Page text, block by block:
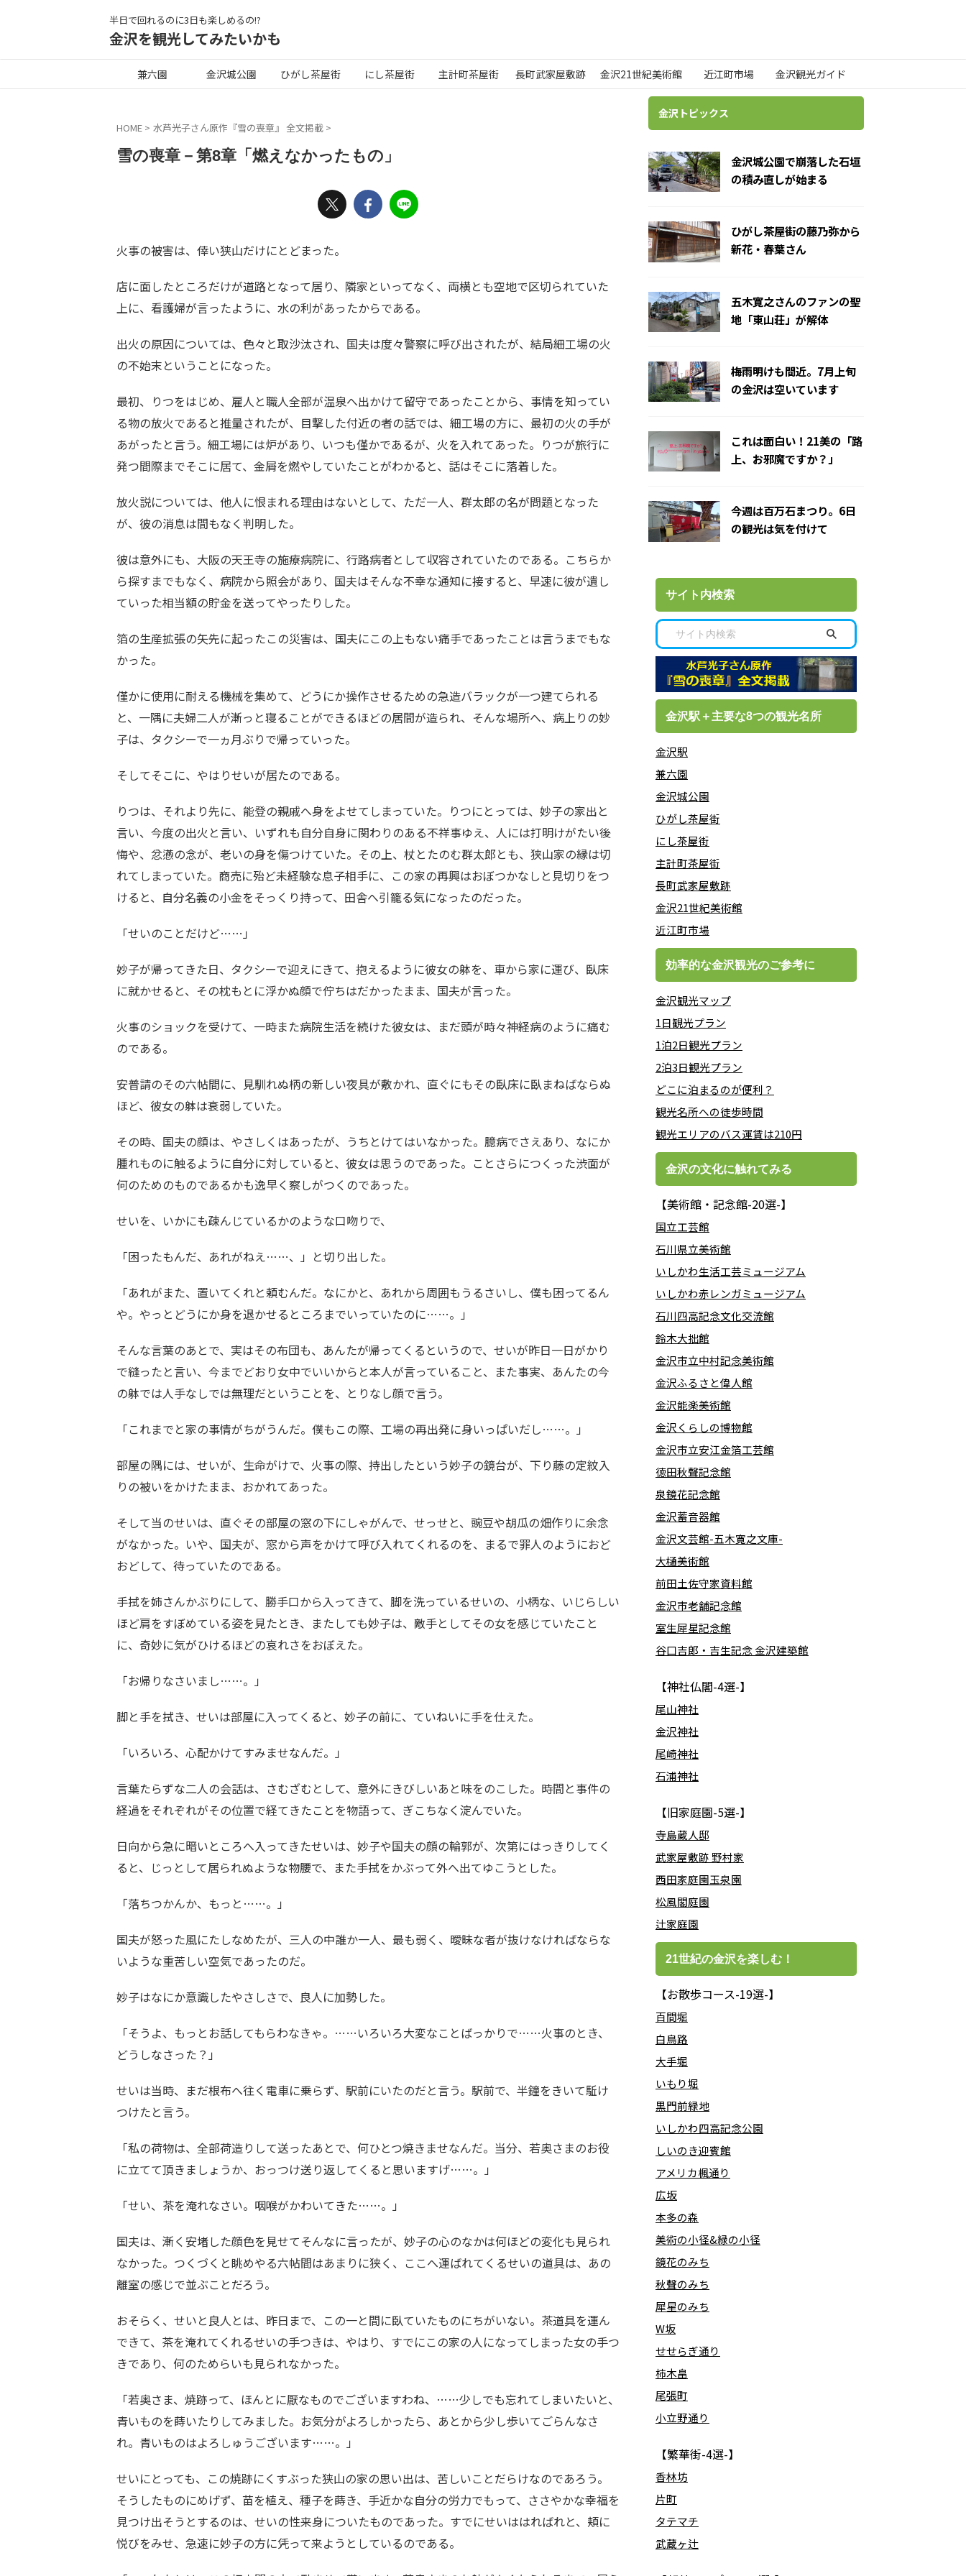
半日で回れるのに3日も楽しめるの!?
金沢を観光してみたいかも
兼六園 金沢城公園 ひがし茶屋街 にし茶屋街 主計町茶屋街 長町武家屋敷跡 金沢21世紀美術館 近江町市場 金沢観光ガイド
HOME > 水芦光子さん原作『雪の喪章』 全文掲載 >
雪の喪章－第8章「燃えなかったもの」
火事の被害は、倖い狭山だけにとどまった。
店に面したところだけが道路となって居り、隣家といってなく、両横とも空地で区切られていた
上に、看護婦が言ったように、水の利があったからである。
出火の原因については、色々と取沙汰され、国夫は度々警察に呼び出されたが、結局細工場の火
の不始末ということになった。
最初、りつをはじめ、雇人と職人全部が温泉へ出かけて留守であったことから、事情を知ってい
る物の放火であると推量されたが、目撃した付近の者の話では、細工場の方に、最初の火の手が
あがったと言う。細工場には炉があり、いつも僅かであるが、火を入れてあった。りつが旅行に
発つ間際までそこに居て、金屑を燃やしていたことがわかると、話はそこに落着した。
放火説については、他人に恨まれる理由はないとして、ただ一人、群太郎の名が問題となった
が、彼の消息は間もなく判明した。
彼は意外にも、大阪の天王寺の施療病院に、行路病者として収容されていたのである。こちらか
ら探すまでもなく、病院から照会があり、国夫はそんな不幸な通知に接すると、早速に彼が遺し
ていった相当額の貯金を送ってやったりした。
箔の生産拡張の矢先に起ったこの災害は、国夫にこの上もない痛手であったことは言うまでもな
かった。
僅かに使用に耐える機械を集めて、どうにか操作させるための急造バラックが一つ建てられる
と、一隅に夫婦二人が漸っと寝ることができるほどの居間が造られ、そんな場所へ、病上りの妙
子は、タクシーで一ヵ月ぶりで帰っていった。
そしてそこに、やはりせいが居たのである。
りつは、それより先に、能登の親戚へ身をよせてしまっていた。りつにとっては、妙子の家出と
言い、今度の出火と言い、いずれも自分自身に関わりのある不祥事ゆえ、人には打明けがたい後
悔や、忿懣の念が、老いの身を傷つけていた。その上、杖とたのむ群太郎とも、狭山家の縁は切
れてしまっていた。商売に殆ど未経験な息子相手に、この家の再興はおぼつかなしと見切りをつ
けると、自分名義の小金をそっくり持って、田舎へ引籠る気になったのだった。
「せいのことだけど……」
妙子が帰ってきた日、タクシーで迎えにきて、抱えるように彼女の躰を、車から家に運び、臥床
に就かせると、その枕もとに浮かぬ顔で佇ちはだかったまま、国夫が言った。
火事のショックを受けて、一時また病院生活を続けた彼女は、まだ頭が時々神経病のように痛む
のである。
安普請のその六帖間に、見馴れぬ柄の新しい夜具が敷かれ、直ぐにもその臥床に臥まねばならぬ
ほど、彼女の躰は衰弱していた。
その時、国夫の顔は、やさしくはあったが、うちとけてはいなかった。臆病でさえあり、なにか
腫れものに触るように自分に対していると、彼女は思うのであった。ことさらにつくった渋面が
何のためのものであるかも逸早く察しがつくのであった。
せいを、いかにも疎んじているかのような口吻りで、
「困ったもんだ、あれがねえ……、」と切り出した。
「あれがまた、置いてくれと頼むんだ。なにかと、あれから周囲もうるさいし、僕も困ってるん
や。やっとどうにか身を退かせるところまでいっていたのに……。」
そんな言葉のあとで、実はその布団も、あんたが帰ってくるというので、せいが昨日一日がかり
で縫ったと言い、今までどおり女中でいいからと本人が言っていること、また事実、あんたの今
の躰では人手なしでは無理だということを、とりなし顔で言う。
「これまでと家の事情がちがうんだ。僕もこの際、工場の再出発に身いっぱいだし……。」
部屋の隅には、せいが、生命がけで、火事の際、持出したという妙子の鏡台が、下り藤の定紋入
りの被いをかけたまま、おかれてあった。
そして当のせいは、直ぐその部屋の窓の下にしゃがんで、せっせと、豌豆や胡瓜の畑作りに余念
がなかった。いや、国夫が、窓から声をかけて呼び入れてくれるのを、まるで罪人のようにおど
おどして、待っていたのである。
手拭を姉さんかぶりにして、勝手口から入ってきて、脚を洗っているせいの、小柄な、いじらしい
ほど肩をすぼめている姿を見たとき、またしても妙子は、敵手としてその女を感じていたこと
に、奇妙に気がひけるほどの哀れさをおぼえた。
「お帰りなさいまし……。」
脚と手を拭き、せいは部屋に入ってくると、妙子の前に、ていねいに手を仕えた。
「いろいろ、心配かけてすみませなんだ。」
言葉たらずな二人の会話は、さむざむとして、意外にきびしいあと味をのこした。時間と事件の
経過をそれぞれがその位置で経てきたことを物語って、ぎこちなく淀んでいた。
日向から急に暗いところへ入ってきたせいは、妙子や国夫の顔の輪郭が、次第にはっきりしてく
ると、じっとして居られぬような物腰で、また手拭をかぶって外へ出てゆこうとした。
「落ちつかんか、もっと……。」
国夫が怒った風にたしなめたが、三人の中誰か一人、最も弱く、曖昧な者が抜けなければならな
いような重苦しい空気であったのだ。
妙子はなにか意識したやさしさで、良人に加勢した。
「そうよ、もっとお話してもらわなきゃ。……いろいろ大変なことばっかりで……火事のとき、
どうしなさった？」
せいは当時、まだ根布へ往く電車に乗らず、駅前にいたのだと言う。駅前で、半鐘をきいて駈け
つけたと言う。
「私の荷物は、全部荷造りして送ったあとで、何ひとつ焼きませなんだ。当分、若奥さまのお役
に立てて頂きましょうか、おっつけ送り返してくると思いますげ……。」
「せい、茶を淹れなさい。咽喉がかわいてきた……。」
国夫は、漸く安堵した顔色を見せてそんなに言ったが、妙子の心のなかは何ほどの変化も見られ
なかった。つくづくと眺めやる六帖間はあまりに狭く、ここへ運ばれてくるせいの道具は、あの
離室の感じで並ぶことだろう。
おそらく、せいと良人とは、昨日まで、この一と間に臥ていたものにちがいない。茶道具を運ん
できて、茶を淹れてくれるせいの手つきは、やはり、すでにこの家の人になってしまった女の手つ
きであり、何のためらいも見られなかった。
「若奥さま、焼跡って、ほんとに厭なものでございますわね、……少しでも忘れてしまいたいと、
青いものを蒔いたりしてみました。お気分がよろしかったら、あとから少し歩いてごらんなさ
れ。青いものはよろしゅうございます……。」
せいにとっても、この焼跡にくすぶった狭山の家の思い出は、苦しいことだらけなのであろう。
そうしたものにめげず、苗を植え、種子を蒔き、手近かな自分の労力でもって、ささやかな幸福を
見つけ出そうとするのは、せいの性来身についたものであった。すでにせいははればれと、頬に
悦びをみせ、急速に妙子の方に凭って来ようとしているのである。
金沢トピックス
金沢城公園で崩落した石垣
の積み直しが始まる
ひがし茶屋街の藤乃弥から
新花・春葉さん
五木寛之さんのファンの聖
地「東山荘」が解体
梅雨明けも間近。7月上旬
の金沢は空いています
これは面白い！21美の「路
上、お邪魔ですか？」
今週は百万石まつり。6日
の観光は気を付けて
サイト内検索
金沢駅＋主要な8つの観光名所
金沢駅
兼六園
金沢城公園
ひがし茶屋街
にし茶屋街
主計町茶屋街
長町武家屋敷跡
金沢21世紀美術館
近江町市場
効率的な金沢観光のご参考に
金沢観光マップ
1日観光プラン
1泊2日観光プラン
2泊3日観光プラン
どこに泊まるのが便利？
観光名所への徒歩時間
観光エリアのバス運賃は210円
金沢の文化に触れてみる
【美術館・記念館-20選-】
国立工芸館
石川県立美術館
いしかわ生活工芸ミュージアム
いしかわ赤レンガミュージアム
石川四高記念文化交流館
鈴木大拙館
金沢市立中村記念美術館
金沢ふるさと偉人館
金沢能楽美術館
金沢くらしの博物館
金沢市立安江金箔工芸館
徳田秋聲記念館
泉鏡花記念館
金沢蓄音器館
金沢文芸館-五木寛之文庫-
大樋美術館
前田土佐守家資料館
金沢市老舗記念館
室生犀星記念館
谷口吉郎・吉生記念 金沢建築館
【神社仏閣-4選-】
尾山神社
金沢神社
尾崎神社
石浦神社
【旧家庭園-5選-】
寺島蔵人邸
武家屋敷跡 野村家
西田家庭園玉泉園
松風閣庭園
辻家庭園
21世紀の金沢を楽しむ！
【お散歩コース-19選-】
百間堀
白鳥路
大手堀
いもり堀
黒門前緑地
いしかわ四高記念公園
しいのき迎賓館
アメリカ楓通り
広坂
本多の森
美術の小径&緑の小径
鏡花のみち
秋聲のみち
犀星のみち
W坂
せせらぎ通り
柿木畠
尾張町
小立野通り
【繁華街-4選-】
香林坊
片町
タテマチ
武蔵ヶ辻